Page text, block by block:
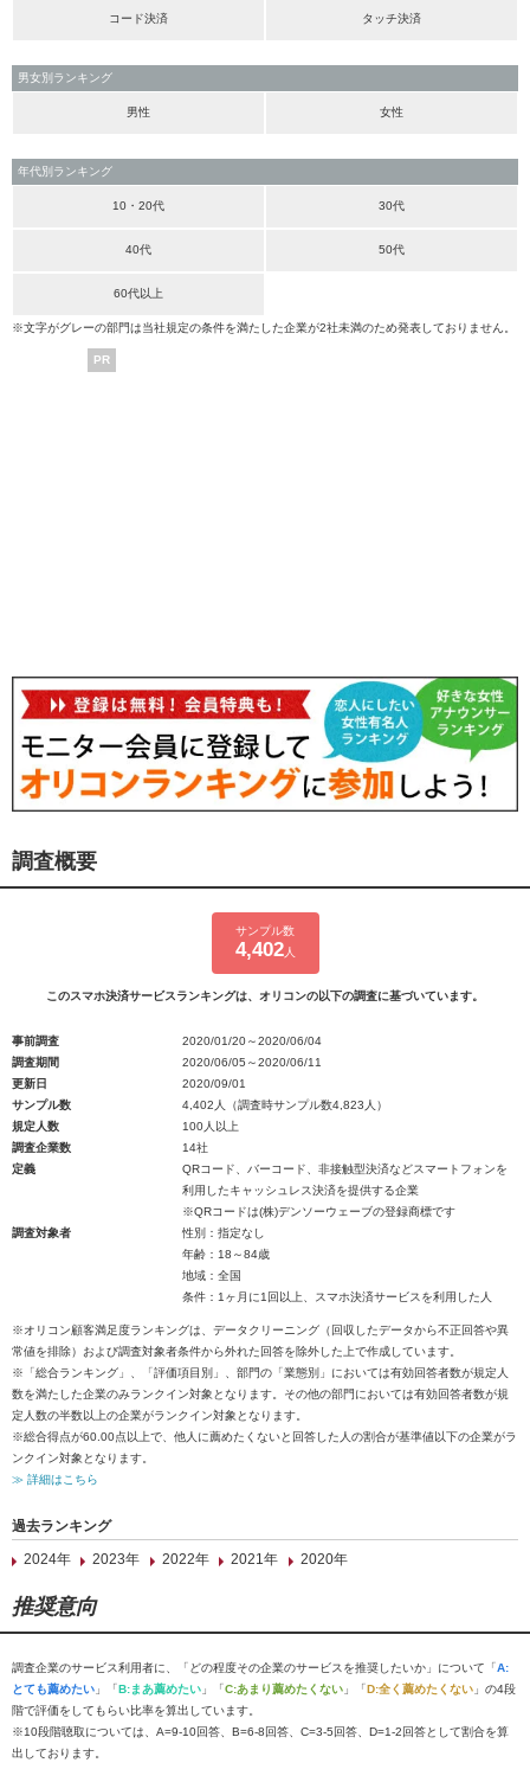
コード決済 タッチ決済
男女別ランキング
男性 女性
年代別ランキング
10・20代 30代
40代 50代
60代以上
※文字がグレーの部門は当社規定の条件を満たした企業が2社未満のため発表しておりません。
PR
調査概要
サンプル数
4,402人
このスマホ決済サービスランキングは、オリコンの以下の調査に基づいています。
事前調査
2020/01/20～2020/06/04
調査期間
2020/06/05～2020/06/11
更新日
2020/09/01
サンプル数
4,402人（調査時サンプル数4,823人）
規定人数
100人以上
調査企業数
14社
定義
QRコード、バーコード、非接触型決済などスマートフォンを
利用したキャッシュレス決済を提供する企業
※QRコードは(株)デンソーウェーブの登録商標です
調査対象者
性別：指定なし
年齢：18～84歳
地域：全国
条件：1ヶ月に1回以上、スマホ決済サービスを利用した人
※オリコン顧客満足度ランキングは、データクリーニング（回収したデータから不正回答や異
常値を排除）および調査対象者条件から外れた回答を除外した上で作成しています。
※「総合ランキング」、「評価項目別」、部門の「業態別」においては有効回答者数が規定人
数を満たした企業のみランクイン対象となります。その他の部門においては有効回答者数が規
定人数の半数以上の企業がランクイン対象となります。
※総合得点が60.00点以上で、他人に薦めたくないと回答した人の割合が基準値以下の企業がラ
ンクイン対象となります。
≫ 詳細はこちら
過去ランキング
2024年
2023年 2022年 2021年 2020年
推奨意向
調査企業のサービス利用者に、「どの程度その企業のサービスを推奨したいか」について「A:
とても薦めたい 」「B:まあ薦めたい 」「C:あまり薦めたくない 」「D:全く薦めたくない 」の4段
階で評価をしてもらい比率を算出しています。
※10段階聴取については、A=9-10回答、B=6-8回答、C=3-5回答、D=1-2回答として割合を算
出しております。